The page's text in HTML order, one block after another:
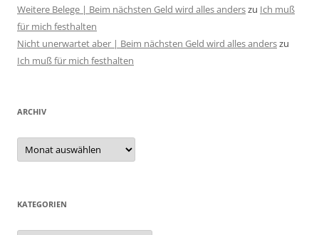
Weitere Belege | Beim nächsten Geld wird alles anderszu Ich muß
für mich festhalten
Nicht unerwartet aber | Beim nächsten Geld wird alles anderszu
Ich muß für mich festhalten
ARCHIV
Archiv
KATEGORIEN